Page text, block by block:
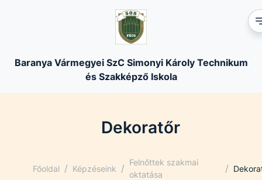
Baranya Vármegyei SzC Simonyi Károly Technikum
és Szakképző Iskola
Dekoratőr
Főoldal / Képzéseink /
Felnőttek szakmai
oktatása
/